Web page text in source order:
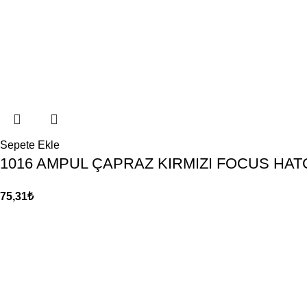
Sepete Ekle
1016 AMPUL ÇAPRAZ KIRMIZI FOCUS
75,31₺